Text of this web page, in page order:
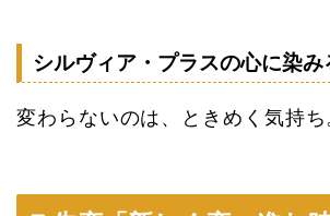
シルヴィア・プラスの心に染み
変わらないのは、ときめく気持ち